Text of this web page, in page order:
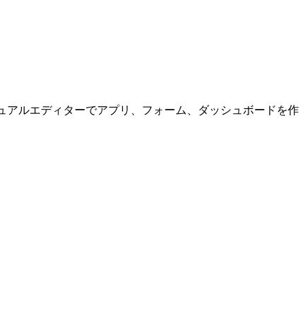
ルエディターでアプリ、フォーム、ダッシュボードを